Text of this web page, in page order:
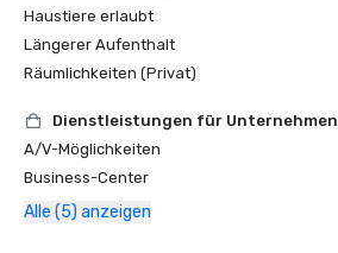
Haustiere erlaubt
Längerer Aufenthalt
Räumlichkeiten (Privat)
Dienstleistungen für Unternehmen
A/V-Möglichkeiten
Business-Center
Alle (5) anzeigen